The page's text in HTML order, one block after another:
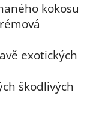
kokosu
exotických
škodlivých